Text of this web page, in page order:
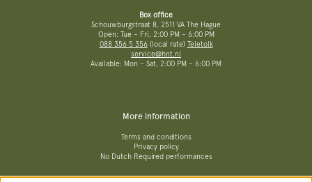
Box office
Schouwburgstraat 8, 2511 VA The Hague
Open: Tue – Fri, 2:00 PM – 6:00 PM
088 356 5 356(local rate) Teletolk
service@hnt.nl
Available: Mon – Sat, 2:00 PM – 6:00 PM
More information
Terms and conditions
Privacy policy
No Dutch Required performances